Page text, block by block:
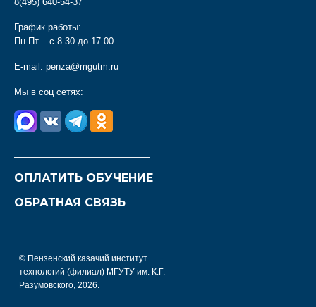
График работы:
Пн-Пт – с 8.30 до 17.00
E-mail: penza@mgutm.ru
Мы в соц сетях:
ОПЛАТИТЬ ОБУЧЕНИЕ
ОБРАТНАЯ СВЯЗЬ
© Пензенский казачий институт
технологий (филиал) МГУТУ им. К.Г.
Разумовского, 2026.